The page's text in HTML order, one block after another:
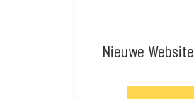
Nieuwe Website